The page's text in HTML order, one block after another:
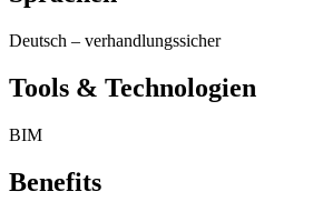
Deutsch – verhandlungssicher
Tools & Technologien
BIM
Benefits